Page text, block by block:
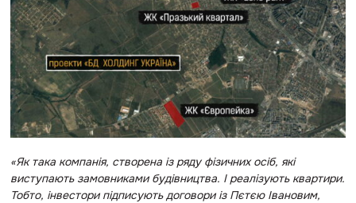
«Як така компанія, створена iз ряду фізичних осіб, які
виступають замовниками будівництва. І реалізують квартири.
Тобто, інвестори підписують договори із Пєтєю Івановим,